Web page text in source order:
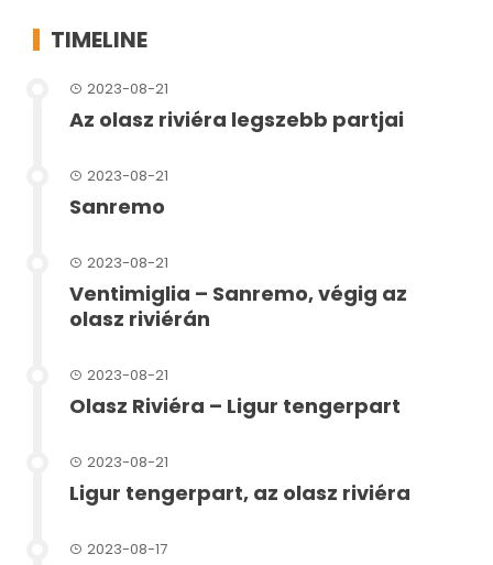
TIMELINE
2023-08-21
Az olasz riviéra legszebb partjai
2023-08-21
Sanremo
2023-08-21
Ventimiglia – Sanremo, végig az
olasz riviérán
2023-08-21
Olasz Riviéra – Ligur tengerpart
2023-08-21
Ligur tengerpart, az olasz riviéra
2023-08-17